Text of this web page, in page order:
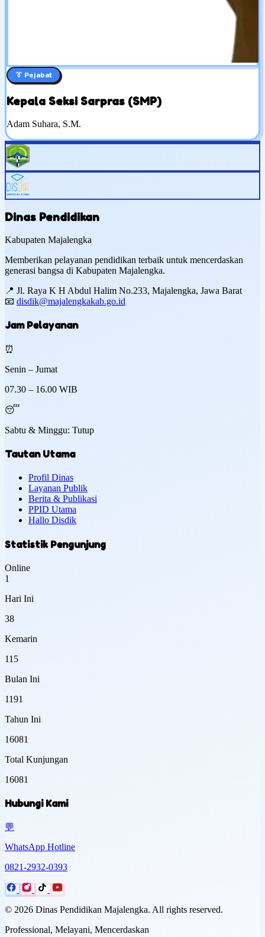
👔 Pejabat
Kepala Seksi Sarpras (SMP)
Adam Suhara, S.M.
Dinas Pendidikan
Kabupaten Majalengka
Memberikan pelayanan pendidikan terbaik untuk mencerdaskan
generasi bangsa di Kabupaten Majalengka.
📍 Jl. Raya K H Abdul Halim No.233, Majalengka, Jawa Barat
📧 disdik@majalengkakab.go.id
Jam Pelayanan
⏰
Senin – Jumat
07.30 – 16.00 WIB
😴
Sabtu & Minggu: Tutup
Tautan Utama
Profil Dinas
Layanan Publik
Berita & Publikasi
PPID Utama
Hallo Disdik
Statistik Pengunjung
Online
1
Hari Ini
38
Kemarin
115
Bulan Ini
1191
Tahun Ini
16081
Total Kunjungan
16081
Hubungi Kami
💬
WhatsApp Hotline
0821-2932-0393
© 2026 Dinas Pendidikan Majalengka. All rights reserved.
Professional, Melayani, Mencerdaskan